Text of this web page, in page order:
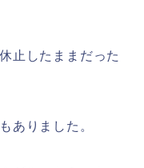
止したままだった
ありました。